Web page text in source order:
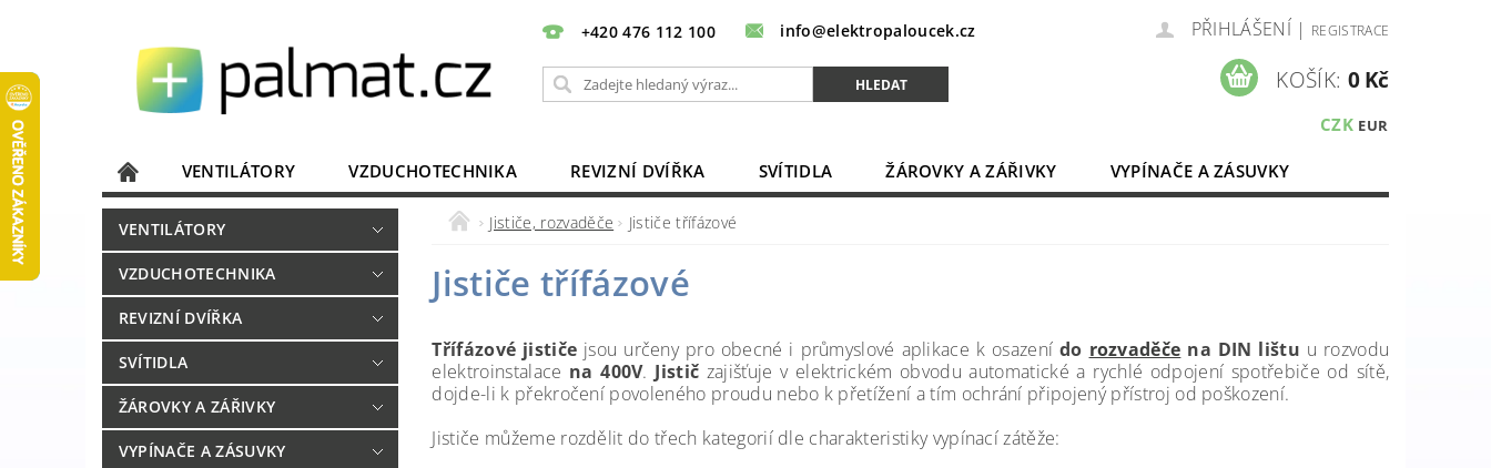
+420 476 112 100 info@elektropaloucek.cz PŘIHLÁŠENÍ | REGISTRACE
CZK EUR
KOŠÍK: 0 Kč
VENTILÁTORY VZDUCHOTECHNIKA REVIZNÍ DVÍŘKA SVÍTIDLA ŽÁROVKY A ZÁŘIVKY
VYPÍNAČE A ZÁSUVKY
JISTIČE, ROZVADĚČE
KOMUNIKACE
DOMÁCÍ SPOTŘEBIČE
ELEKTRONIKA
VENTILÁTORY
VZDUCHOTECHNIKA
REVIZNÍ DVÍŘKA
SVÍTIDLA
ŽÁROVKY A ZÁŘIVKY
VYPÍNAČE A ZÁSUVKY
Jističe, rozvaděče Jističe třífázové
Jističe třífázové
Třífázové jističe jsou určeny pro obecné i průmyslové aplikace k osazenído rozvaděče na DIN lištu u rozvodu
elektroinstalace na 400V. Jistič zajišťuje v elektrickém obvodu automatické a rychlé odpojení spotřebiče od sítě,
dojde-li k překročení povoleného proudu nebo k přetížení a tím ochrání připojený přístroj od poškození.
Jističe můžeme rozdělit do třech kategorií dle charakteristiky vypínací zátěže: